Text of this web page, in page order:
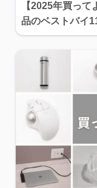
【2025年買っ
品のベストバイ